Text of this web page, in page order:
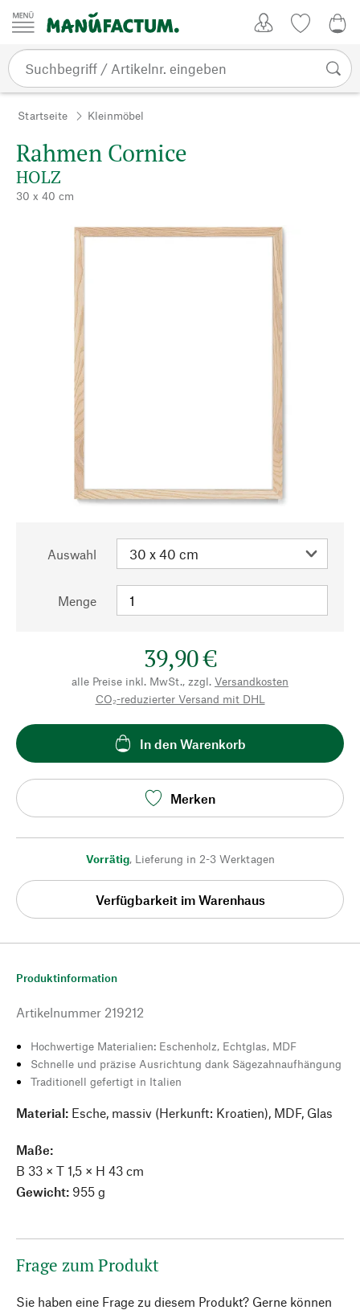
Zum Inhalt springen
Startseite Kleinmöbel
Rahmen Cornice
HOLZ
30 x 40 cm
Auswahl
Menge
39,90 €
alle Preise inkl. MwSt., zzgl. Versandkosten
CO₂-reduzierter Versand mit DHL
In den Warenkorb
Merken
Vorrätig, Lieferung in 2-3 Werktagen
Verfügbarkeit im Warenhaus
Produktinformation
Artikelnummer 219212
Hochwertige Materialien: Eschenholz, Echtglas, MDF
Schnelle und präzise Ausrichtung dank Sägezahnaufhängung
Traditionell gefertigt in Italien
Material: Esche, massiv (Herkunft: Kroatien), MDF, Glas
Maße:
B 33 × T 1,5 × H 43 cm
Gewicht: 955 g
Frage zum Produkt
Sie haben eine Frage zu diesem Produkt? Gerne können